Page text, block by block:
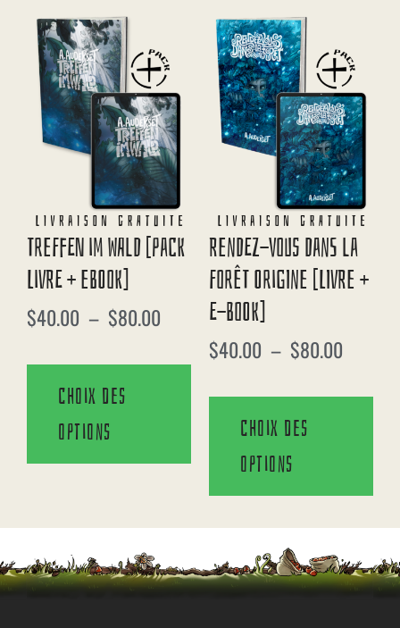
Treffen Im Wald [Pack
Livre + EBook]
$40.00 – $80.00
Choix des
options
Rendez-Vous Dans La
Forêt Origine [Livre +
E-Book]
$40.00 – $80.00
Choix des
options